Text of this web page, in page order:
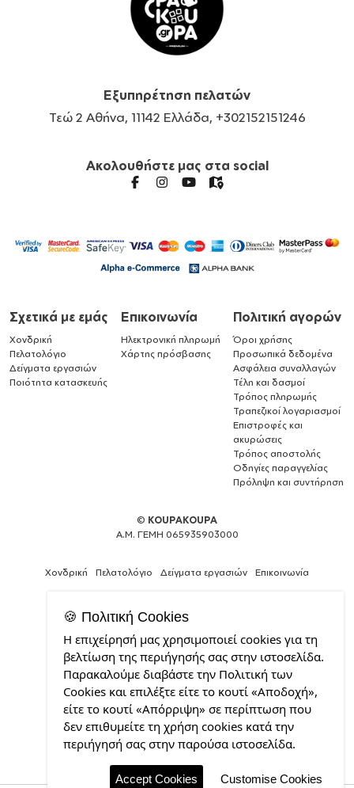
Εξυπηρέτηση πελατών
Τεώ 2 Αθήνα, 11142 Ελλάδα, +302152151246
Ακολουθήστε μας στα social
Σχετικά με εμάς
Χονδρική
Πελατολόγιο
Δείγματα εργασιών
Ποιότητα κατασκευής
Επικοινωνία
Ηλεκτρονική πληρωμή
Χάρτης πρόσβασης
Πολιτική αγορών
Όροι χρήσης
Προσωπικά δεδομένα
Ασφάλεια συναλλαγών
Τέλη και δασμοί
Τρόπος πληρωμής
Τραπεζικοί λογαριασμοί
Επιστροφές και
ακυρώσεις
Τρόπος αποστολής
Οδηγίες παραγγελίας
Πρόληψη και συντήρηση
© KOUPAKOUPA
Α.Μ. ΓΕΜΗ 065935903000
Χονδρική Πελατολόγιο Δείγματα εργασιών Επικοινωνία
Expert
Web
Development
Services
από
την
CDL.gr
🍪 Πολιτική Cookies
Η επιχείρησή μας χρησιμοποιεί cookies για τη
βελτίωση της περιήγησής σας στην ιστοσελίδα.
Παρακαλούμε διαβάστε την Πολιτική των
Cookies και επιλέξτε είτε το κουτί «Αποδοχή»,
είτε το κουτί «Απόρριψη» σε περίπτωση που
δεν επιθυμείτε τη χρήση cookies κατά την
περιήγησή σας στην παρούσα ιστοσελίδα.
Accept Cookies Customise Cookies